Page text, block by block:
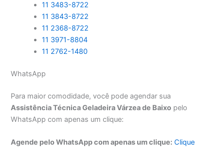
11 3483-8722
11 3843-8722
11 2368-8722
11 3971-8804
11 2762-1480
WhatsApp
Para maior comodidade, você pode agendar sua
Assistência Técnica Geladeira Várzea de Baixo pelo
WhatsApp com apenas um clique:
Agende pelo WhatsApp com apenas um clique: Clique